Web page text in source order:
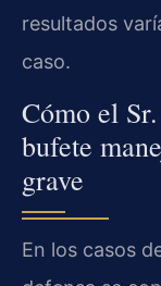
resultados
caso.
Cómo el
bufete
grave
En los casos